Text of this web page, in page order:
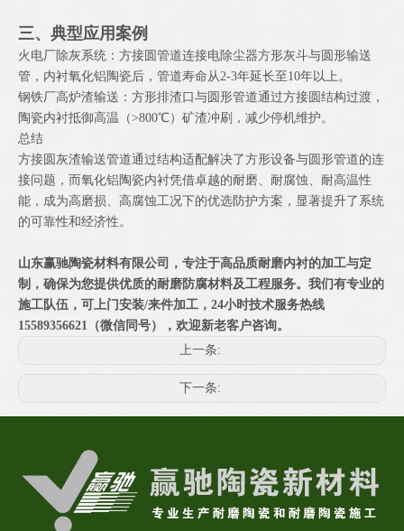
三、典型应用案例
火电厂除灰系统：方接圆管道连接电除尘器方形灰斗与圆形输送
管，内衬氧化铝陶瓷后，管道寿命从2-3年延长至10年以上。
钢铁厂高炉渣输送：方形排渣口与圆形管道通过方接圆结构过渡，
陶瓷内衬抵御高温（>800℃）矿渣冲刷，减少停机维护。
总结
方接圆灰渣输送管道通过结构适配解决了方形设备与圆形管道的连
接问题，而氧化铝陶瓷内衬凭借卓越的耐磨、耐腐蚀、耐高温性
能，成为高磨损、高腐蚀工况下的优选防护方案，显著提升了系统
的可靠性和经济性。
山东赢驰陶瓷材料有限公司，专注于高品质耐磨内衬的加工与定
制，确保为您提供优质的耐磨防腐材料及工程服务。我们有专业的
施工队伍，可上门安装/来件加工，24小时技术服务热线
15589356621（微信同号），欢迎新老客户咨询。
上一条:
下一条: